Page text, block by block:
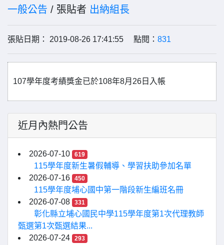
一般公告 / 張貼者 出納組長
張貼日期： 2019-08-26 17:41:55 點閱： 831
107學年度考績獎金已於108年8月26日入帳
近月內熱門公告
2026-07-10 619
115學年度新生暑假輔導、學習扶助參加名單
2026-07-16
450
115學年度埔心國中第一階段新生編班名冊
2026-07-08
331
彰化縣立埔心國民中學115學年度第1次代理教師
甄選第1次甄選結果...
2026-07-24
293